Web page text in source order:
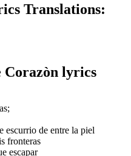
Translations:
Corazòn lyrics
escurrio de entre la piel
fronteras
escapar